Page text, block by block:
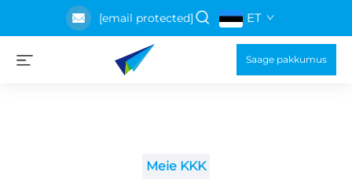
[email protected] ET
Saage pakkumus
Meie KKK